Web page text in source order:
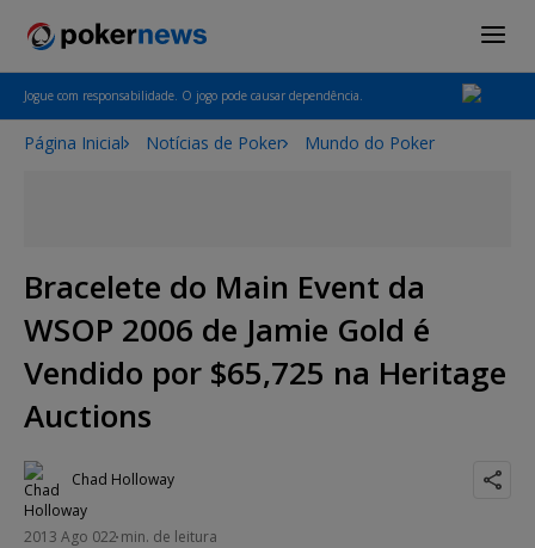
Jogue com responsabilidade. O jogo pode causar dependência.
Página Inicial Notícias de Poker Mundo do Poker
Bracelete do Main Event da
WSOP 2006 de Jamie Gold é
Vendido por $65,725 na Heritage
Auctions
Chad Holloway
2013 Ago 022 min. de leitura